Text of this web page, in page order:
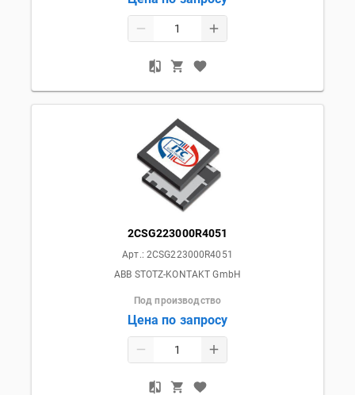
2CSG223000R4051
Арт.: 2CSG223000R4051
ABB STOTZ-KONTAKT GmbH
Под производство
Цена по запросу